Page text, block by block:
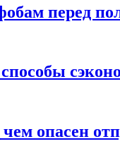
перед
опасен